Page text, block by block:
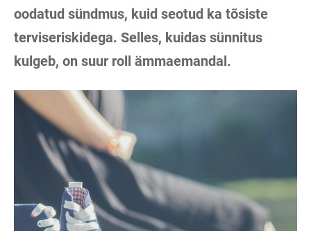
oodatud sündmus, kuid seotud ka tõsiste
terviseriskidega. Selles, kuidas sünnitus
kulgeb, on suur roll ämmaemandal.